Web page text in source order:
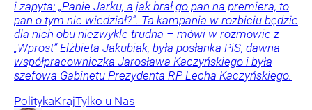
i zapyta: „Panie Jarku, a jak brał go pan na premiera, to
pan o tym nie wiedział?”. Ta kampania w rozbiciu będzie
dla nich obu niezwykle trudna – mówi w rozmowie z
„Wprost” Elżbieta Jakubiak, była posłanka PiS, dawna
współpracowniczka Jarosława Kaczyńskiego i była
szefowa Gabinetu Prezydenta RP Lecha Kaczyńskiego.
PolitykaKrajTylko u Nas